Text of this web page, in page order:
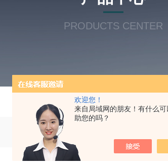
欢迎您！
来自局域网的朋友！有什么可
助您的吗？
PRODUCTS CENTER
当前位置：